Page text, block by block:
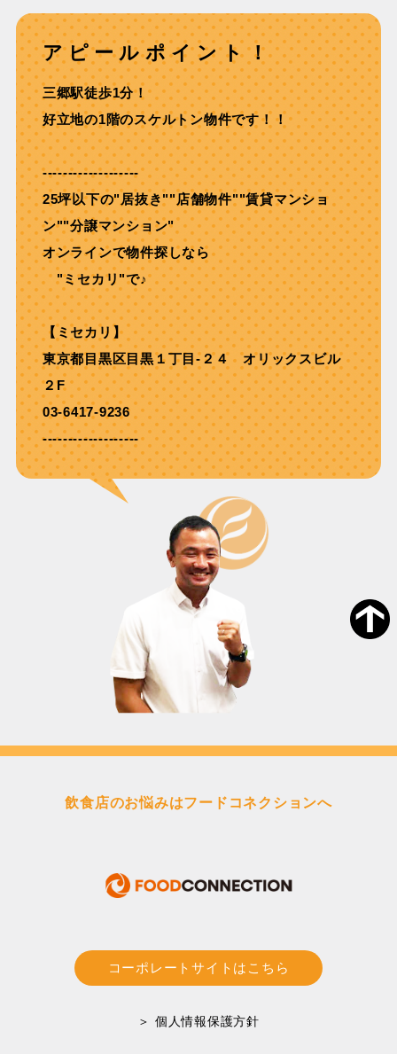
アピールポイント！
三郷駅徒歩1分！
好立地の1階のスケルトン物件です！！
-------------------
25坪以下の"居抜き""店舗物件""賃貸マンショ
ン""分譲マンション"
オンラインで物件探しなら
"ミセカリ"で♪
【ミセカリ】
東京都目黒区目黒１丁目-２４ オリックスビル
２F
03-6417-9236
-------------------
飲食店のお悩みはフードコネクションへ
コーポレートサイトはこちら
＞ 個人情報保護方針